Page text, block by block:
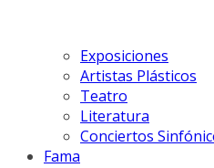
Exposiciones
Artistas Plásticos
Teatro
Literatura
Conciertos
Fama